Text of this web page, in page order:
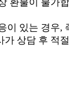
환불이 불가
이 있는 경우,
가 상담 후 적